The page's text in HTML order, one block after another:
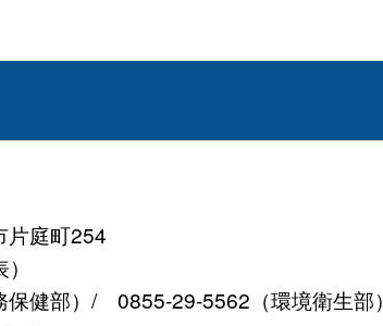
庭町254
健部）/ 0855-29-5562（環境衛生部）